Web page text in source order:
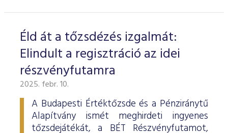
Éld át a tőzsdézés izgalmát:
Elindult a regisztráció az idei
részvényfutamra
2025. febr. 10.
A Budapesti Értéktőzsde és a Pénziránytű
Alapítvány ismét meghirdeti ingyenes
tőzsdejátékát, a BÉT Részvényfutamot,